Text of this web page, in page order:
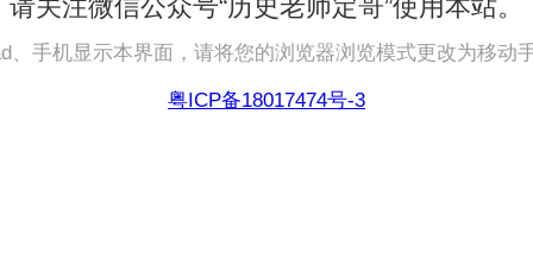
请关注微信公众号“历史老师定哥”使用本站。
、手机显示本界面，请将您的浏览器浏览模式更改为移动
粤ICP备18017474号-3